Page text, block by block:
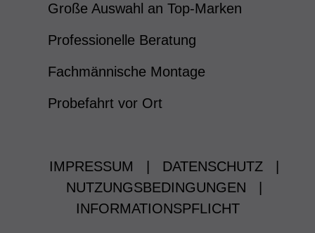
Große Auswahl an Top-Marken
Professionelle Beratung
Fachmännische Montage
Probefahrt vor Ort
IMPRESSUM DATENSCHUTZ
NUTZUNGSBEDINGUNGEN
INFORMATIONSPFLICHT